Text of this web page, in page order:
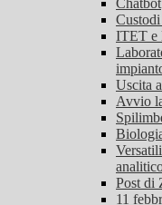
Chatbot
ITET e
Uscita
Avvio
Post di
11